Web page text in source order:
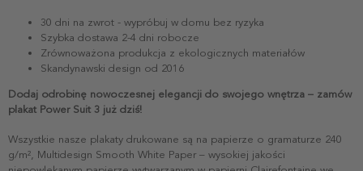
30 dni na zwrot - wypróbuj w domu bez ryzyka
Szybka dostawa 2-4 dni robocze
Zrównoważona produkcja z ekologicznych materiałów
Skandynawski design od 2016
Dodaj odrobinę nowoczesnej elegancji do swojego wnętrza – zamów
plakat Power Suit 3 już dziś!
Wszystkie nasze plakaty drukowane są na papierze o gramaturze 240
g/m², Multidesign Smooth White Paper – wysokiej jakości